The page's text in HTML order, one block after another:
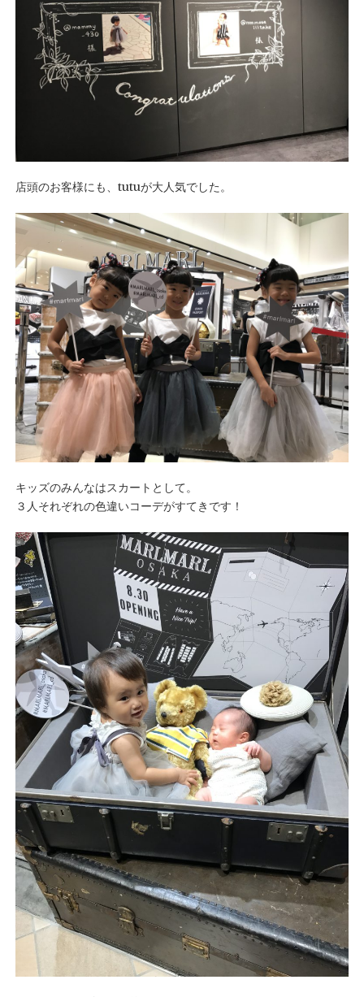
店頭のお客様にも、tutuが大人気でした。
キッズのみんなはスカートとして。
３人それぞれの色違いコーデがすてきです！